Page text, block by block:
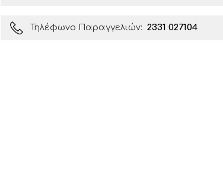
Τηλέφωνο Παραγγελιών: 2331 027104